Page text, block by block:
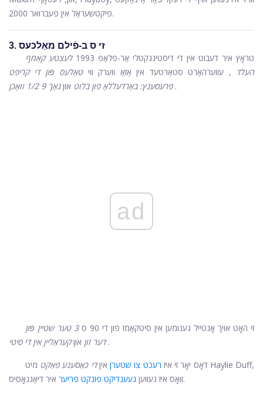
פּיקטשעראַל אין פעברואר 2000.
3. זי ס ב-פֿילם מאַלכעס
טראָץ איר דעבוט אין די דיסטינגקטלי אַר-פלאַפּ 1993
לעצטע קאַמף
העלד , עווערהאַרט סטאַרטעד אין אַזאַ ווערק וויטאַלעס פֿון די קריפּט
פּרעסענץ: באָרדעללאָ פון בלוט אוןנאָך 9 1/2 וואָכן .
ad
זי האָט אויך אָנטייל גענומען אין סיטקאַמז פון די 90 ס
3 טער שטיין פֿון
דער זון אוןקעראַליין אין די סיטי .
דאָס יאָר זי איז רעכט צו שטערןאיןדי כאַסענע פּאַקט מיט Haylie Duff,
וואָס איז געווען געענדיקט פּונקט פריער איר דיאַגנאָסיס.